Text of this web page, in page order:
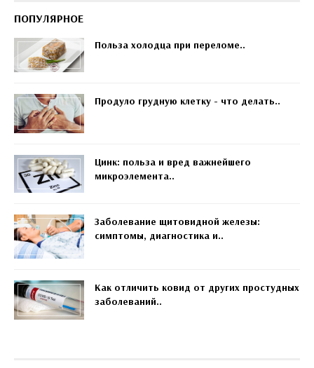
ПОПУЛЯРНОЕ
Польза холодца при переломе..
Продуло грудную клетку - что делать..
Цинк: польза и вред важнейшего
микроэлемента..
Заболевание щитовидной железы:
симптомы, диагностика и..
Как отличить ковид от других простудных
заболеваний..